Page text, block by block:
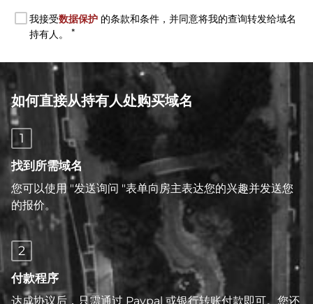
如何直接从持有人处购买域名
1
找到所需域名
您可以使用 "发送询问 "表单向房主表达您的兴趣并发送您
的报价。
2
付款程序
达成协议后，只需通过 Paypal 或银行转账付款即可。您还